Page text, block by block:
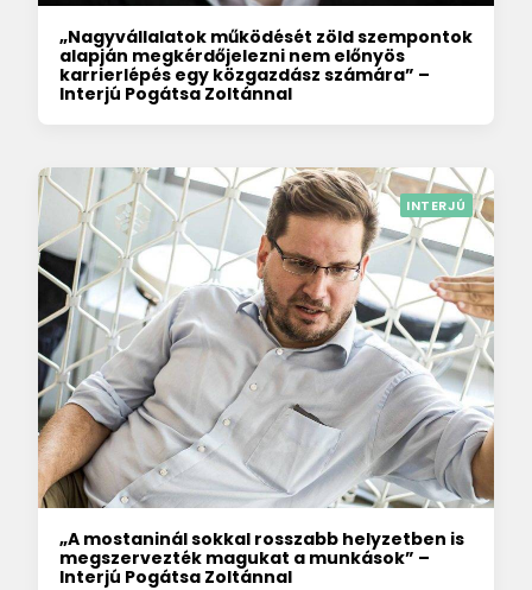
„Nagyvállalatok működését zöld szempontok
alapján megkérdőjelezni nem előnyös
karrierlépés egy közgazdász számára” –
Interjú Pogátsa Zoltánnal
INTERJÚ
„A mostaninál sokkal rosszabb helyzetben is
megszervezték magukat a munkások” –
Interjú Pogátsa Zoltánnal